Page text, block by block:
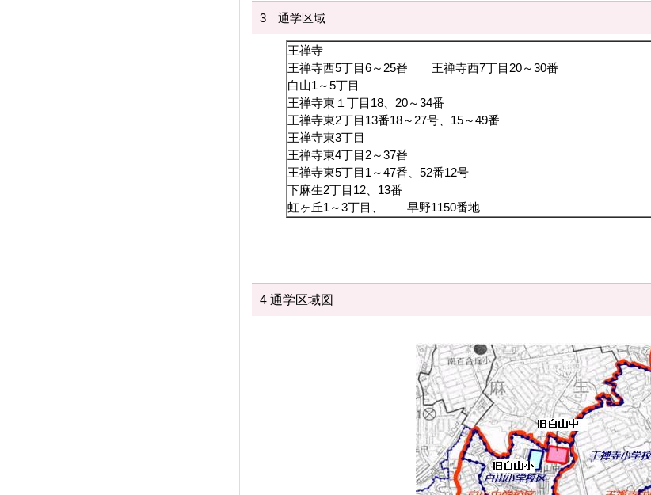
3 通学区域
王禅寺
王禅寺西5丁目6～25番 王禅寺西7丁目20～30番
白山1～5丁目
王禅寺東１丁目18、20～34番
王禅寺東2丁目13番18～27号、15～49番
王禅寺東3丁目
王禅寺東4丁目2～37番
王禅寺東5丁目1～47番、52番12号
下麻生2丁目12、13番
虹ヶ丘1～3丁目、 早野1150番地
4 通学区域図